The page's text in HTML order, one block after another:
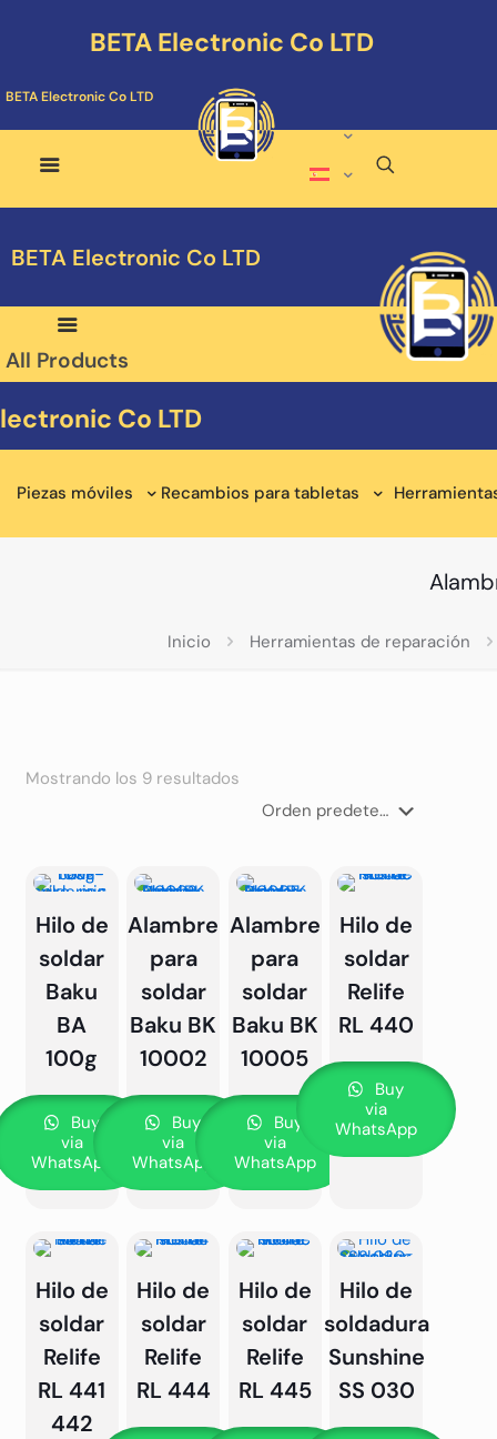
BETA Electronic Co LTD
BETA Electronic Co LTD
BETA Electronic Co LTD
All Products
Co LTD
Piezas móviles Recambios para tabletas
Inicio Herramientas de reparación
Mostrando los 9 resultados
Hilo de
soldar
Baku
BA
100g
Buy
via
WhatsApp
Alambre
para
soldar
Baku BK
10002
Buy
via
WhatsApp
Alambre
para
soldar
Baku BK
10005
Buy
via
WhatsApp
Hilo de
soldar
Relife
RL 440
Buy
via
WhatsApp
Hilo de
soldar
Relife
RL 441
442
Hilo de
soldar
Relife
RL 444
Hilo de
soldar
Relife
RL 445
Hilo de
soldadura
Sunshine
SS 030